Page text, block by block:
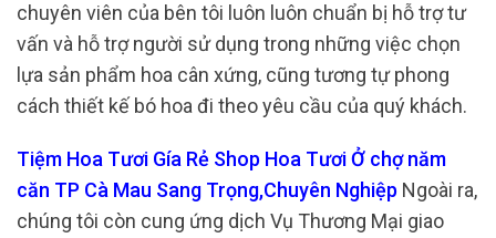
chuyên viên của bên tôi luôn luôn chuẩn bị hỗ trợ tư
vấn và hỗ trợ người sử dụng trong những việc chọn
lựa sản phẩm hoa cân xứng, cũng tương tự phong
cách thiết kế bó hoa đi theo yêu cầu của quý khách.
Tiệm Hoa Tươi Gía Rẻ Shop Hoa Tươi Ở chợ năm
căn TP Cà Mau Sang Trọng,Chuyên Nghiệp Ngoài ra,
chúng tôi còn cung ứng dịch Vụ Thương Mại giao